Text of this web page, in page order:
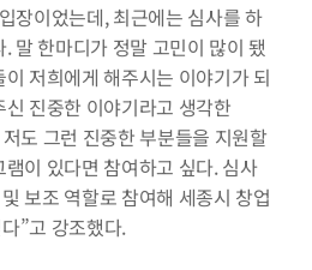
장이었는데, 최근에는 심사를 하
말 한마디가 정말 고민이 많이 됐
저희에게 해주시는 이야기가 되
진중한 이야기라고 생각한
도 그런 진중한 부분들을 지원할
이 있다면 참여하고 싶다. 심사
보조 역할로 참여해 세종시 창업
”고 강조했다.